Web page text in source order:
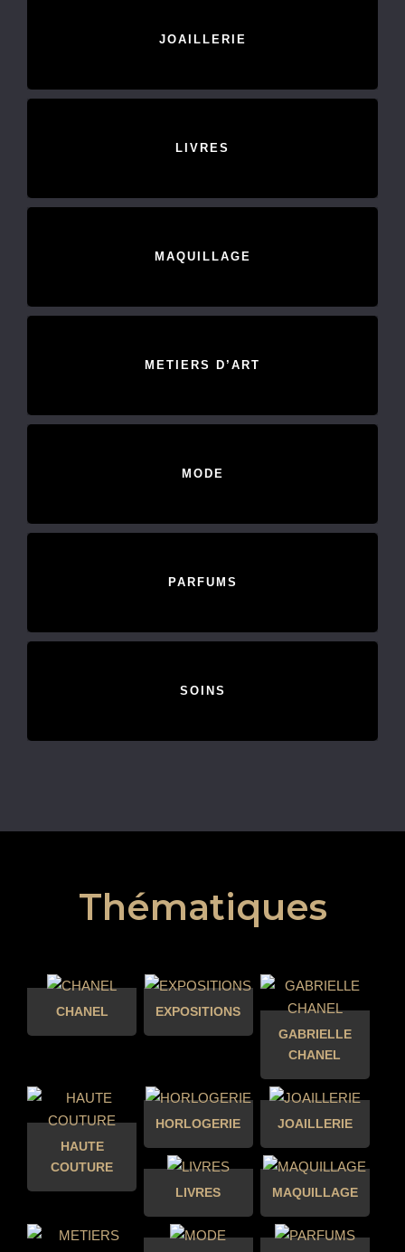
JOAILLERIE
LIVRES
MAQUILLAGE
METIERS D’ART
MODE
PARFUMS
SOINS
Thématiques
CHANEL
EXPOSITIONS
GABRIELLE
CHANEL
HAUTE
COUTURE
HORLOGERIE JOAILLERIE
LIVRES MAQUILLAGE